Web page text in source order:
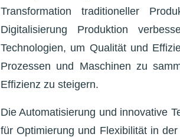
Transformation traditioneller
Digitalisierung Produktion
Technologien, um Qualität und
Prozessen und Maschinen zu
Effizienz zu steigern.
Die Automatisierung und innovative
für Optimierung und Flexibilität in